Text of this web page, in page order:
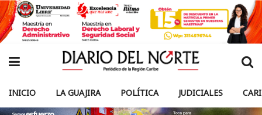
INICIO LA GUAJIRA POLÍTICA JUDICIALES